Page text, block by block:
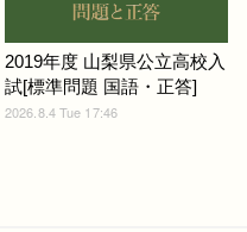
2019年度 山梨県公立高校入
試[標準問題 国語・正答]
2026.8.4 Tue 17:46